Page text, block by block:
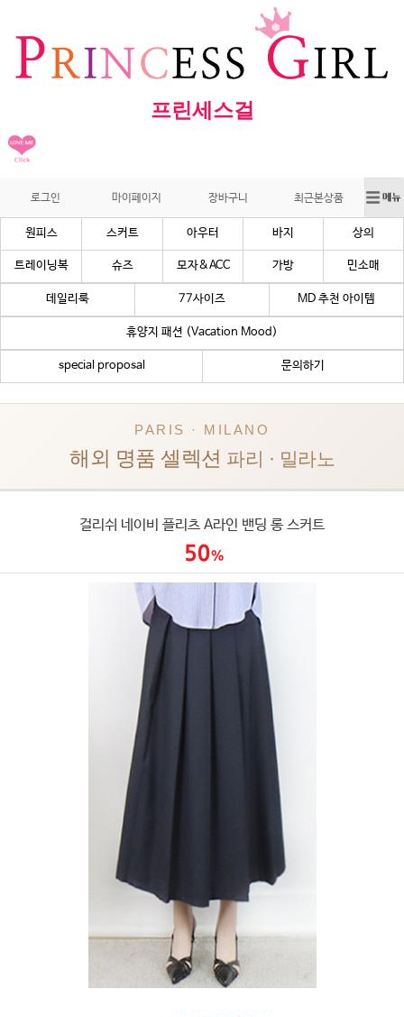
프린세스걸
로그인 마이페이지 장바구니 최근본상품
원피스 스커트 아우터 바지 상의
트레이닝복 슈즈 모자&ACC 가방 민소매
데일리룩 77사이즈 MD 추천 아이템
휴양지 패션 (Vacation Mood)
special proposal 문의하기
PARIS · MILANO
해외 명품 셀렉션 파리 · 밀라노
걸리쉬 네이비 플리츠 A라인 밴딩 롱 스커트